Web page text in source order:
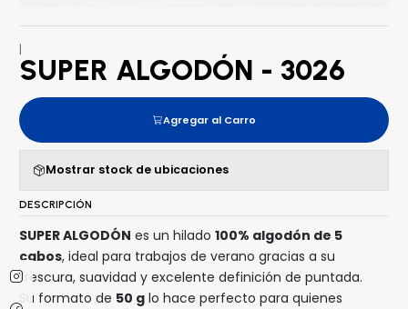
SUPER ALGODÓN - 3026
Agregar al Carro
Mostrar stock de ubicaciones
DESCRIPCIÓN
SUPER ALGODÓN es un hilado 100% algodón de 5
cabos, ideal para trabajos de verano gracias a su
frescura, suavidad y excelente definición de puntada.
Su formato de 50 g lo hace perfecto para quienes